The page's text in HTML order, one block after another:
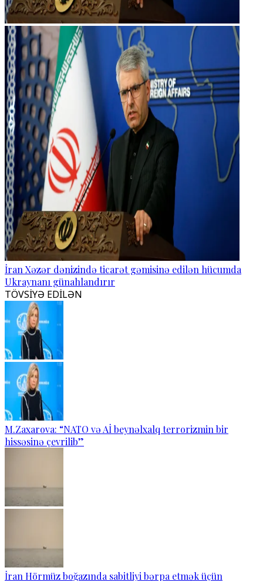
İran Xəzər dənizində ticarət gəmisinə edilən hücumda
Ukraynanı günahlandırır
TÖVSİYƏ EDİLƏN
M.Zaxarova: “NATO və Aİ beynəlxalq terrorizmin bir
hissəsinə çevrilib”
İran Hörmüz boğazında sabitliyi bərpa etmək üçün